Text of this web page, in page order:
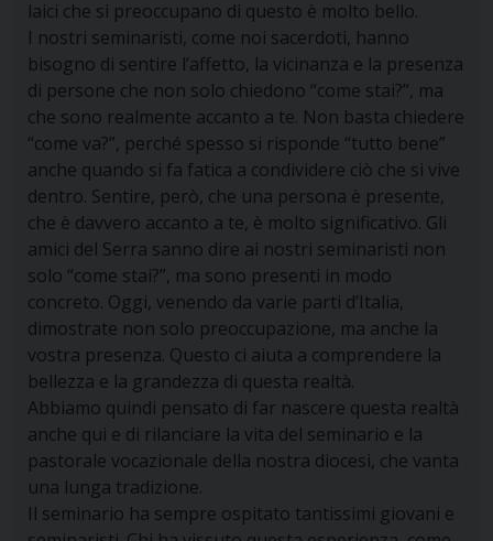
laici che si preoccupano di questo è molto bello.
I nostri seminaristi, come noi sacerdoti, hanno
bisogno di sentire l’affetto, la vicinanza e la presenza
di persone che non solo chiedono “come stai?”, ma
che sono realmente accanto a te. Non basta chiedere
“come va?”, perché spesso si risponde “tutto bene”
anche quando si fa fatica a condividere ciò che si vive
dentro. Sentire, però, che una persona è presente,
che è davvero accanto a te, è molto significativo. Gli
amici del Serra sanno dire ai nostri seminaristi non
solo “come stai?”, ma sono presenti in modo
concreto. Oggi, venendo da varie parti d’Italia,
dimostrate non solo preoccupazione, ma anche la
vostra presenza. Questo ci aiuta a comprendere la
bellezza e la grandezza di questa realtà.
Abbiamo quindi pensato di far nascere questa realtà
anche qui e di rilanciare la vita del seminario e la
pastorale vocazionale della nostra diocesi, che vanta
una lunga tradizione.
Il seminario ha sempre ospitato tantissimi giovani e